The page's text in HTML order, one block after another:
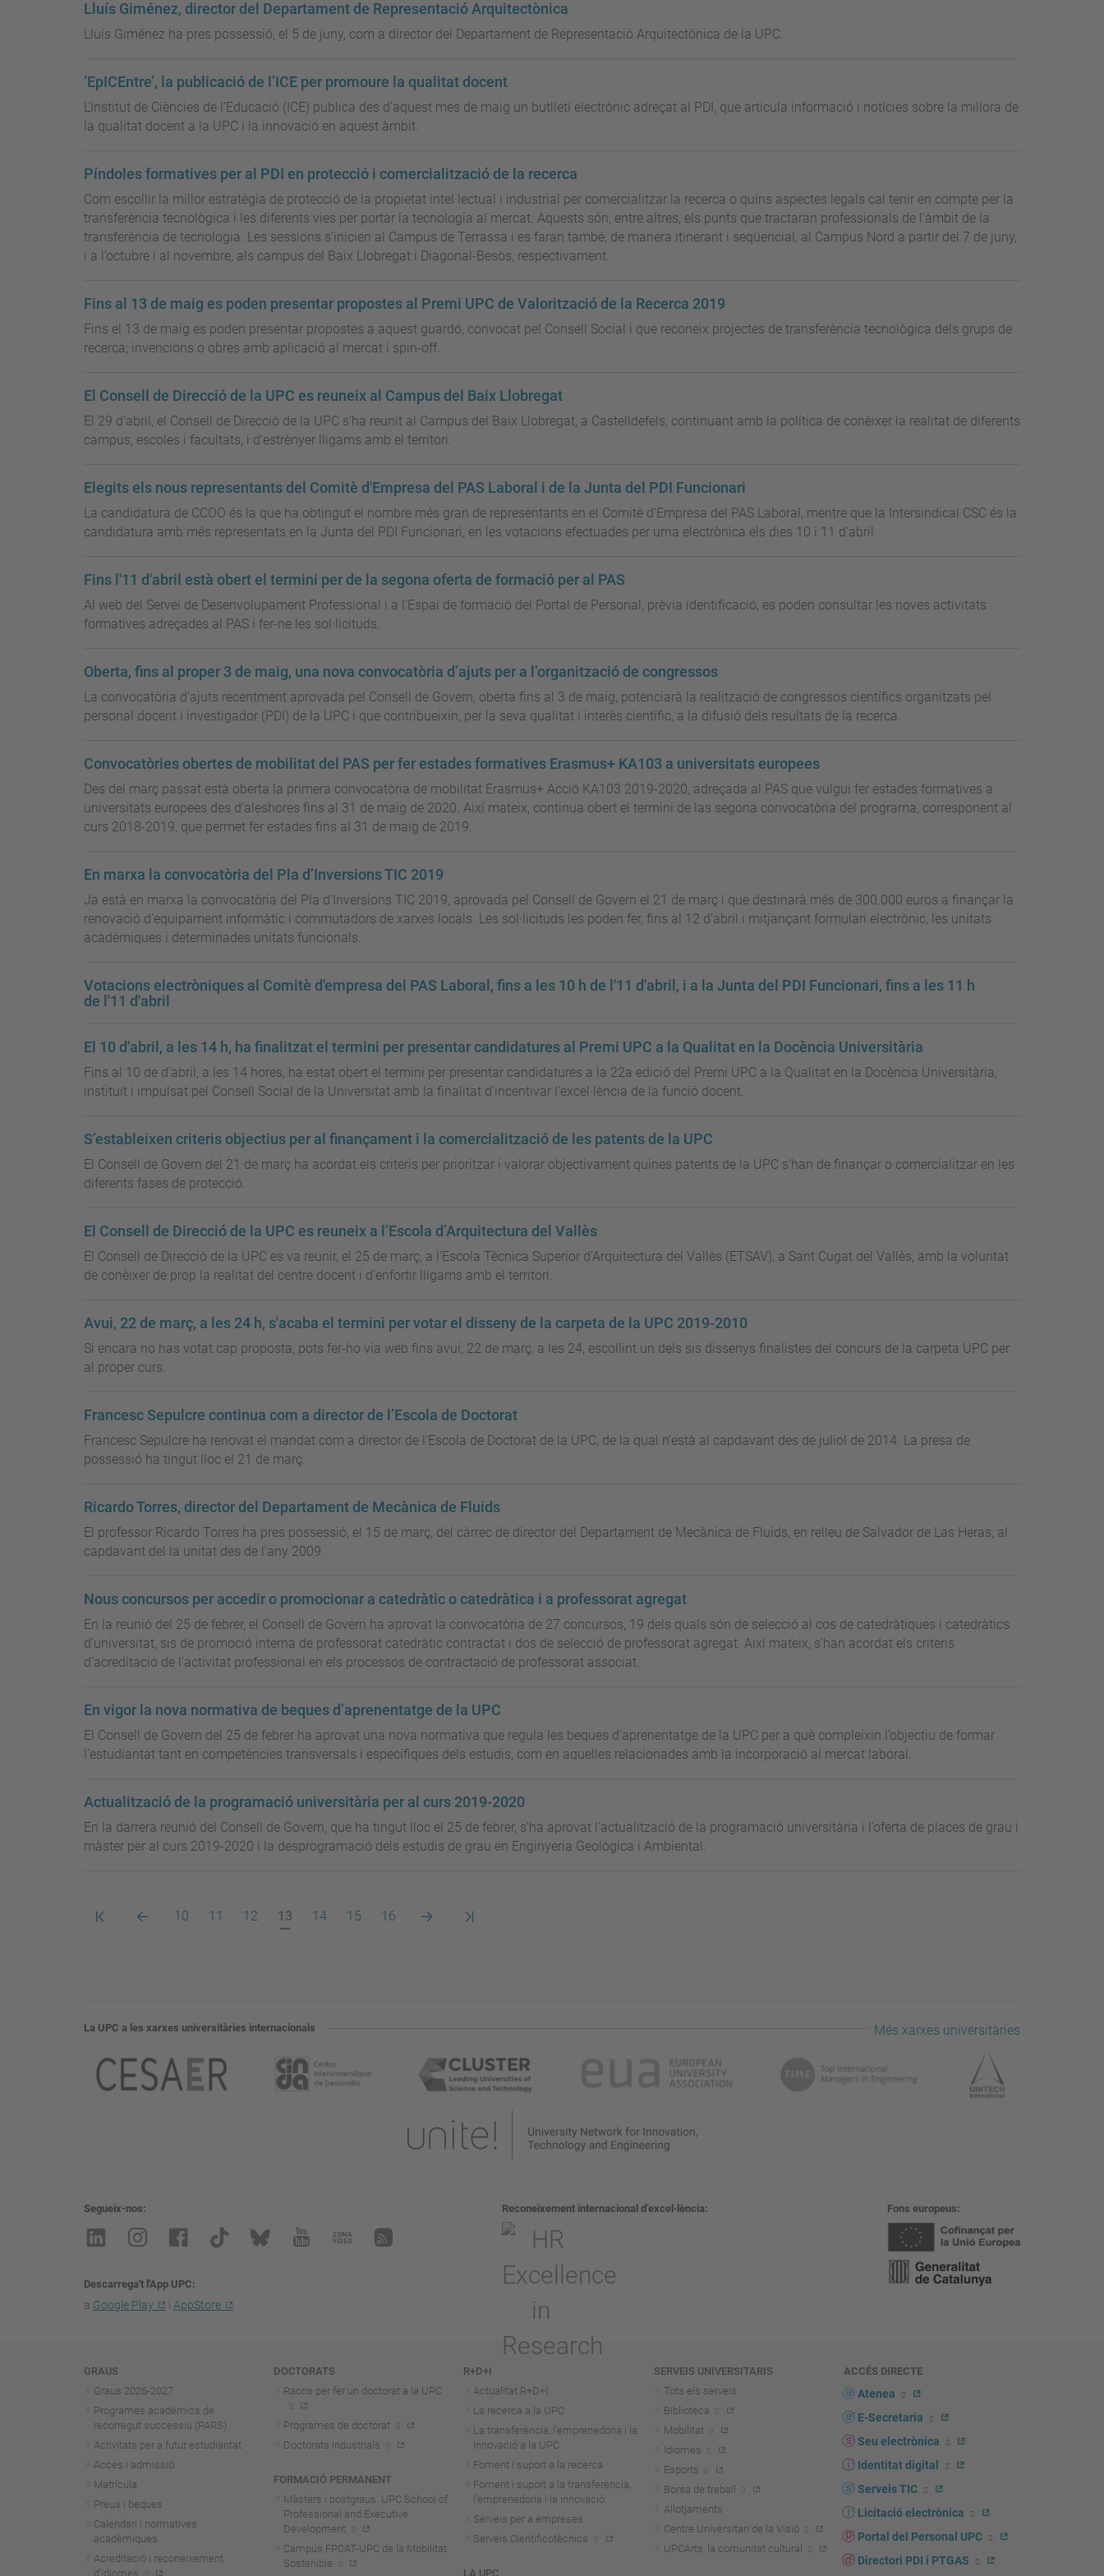
Lluís Giménez, director del Departament de Representació Arquitectònica
Lluís Giménez ha pres possessió, el 5 de juny, com a director del Departament de Representació Arquitectònica de la UPC.
‘EpICEntre’, la publicació de l’ICE per promoure la qualitat docent
L’Institut de Ciències de l’Educació (ICE) publica des d’aquest mes de maig un butlletí electrònic adreçat al PDI, que articula informació i notícies sobre la millora de
la qualitat docent a la UPC i la innovació en aquest àmbit.
Píndoles formatives per al PDI en protecció i comercialització de la recerca
Com escollir la millor estratègia de protecció de la propietat intel·lectual i industrial per comercialitzar la recerca o quins aspectes legals cal tenir en compte per la
transferència tecnològica i les diferents vies per portar la tecnologia al mercat. Aquests són, entre altres, els punts que tractaran professionals de l'àmbit de la
transferència de tecnologia. Les sessions s’inicien al Campus de Terrassa i es faran també, de manera itinerant i seqüencial, al Campus Nord a partir del 7 de juny,
i a l’octubre i al novembre, als campus del Baix Llobregat i Diagonal-Besòs, respectivament.
Fins al 13 de maig es poden presentar propostes al Premi UPC de Valorització de la Recerca 2019
Fins el 13 de maig es poden presentar propostes a aquest guardó, convocat pel Consell Social i que reconeix projectes de transferència tecnològica dels grups de
recerca; invencions o obres amb aplicació al mercat i spin-off.
El Consell de Direcció de la UPC es reuneix al Campus del Baix Llobregat
El 29 d’abril, el Consell de Direcció de la UPC s’ha reunit al Campus del Baix Llobregat, a Castelldefels, continuant amb la política de conèixer la realitat de diferents
campus, escoles i facultats, i d’estrènyer lligams amb el territori.
Elegits els nous representants del Comitè d'Empresa del PAS Laboral i de la Junta del PDI Funcionari
La candidatura de CCOO és la que ha obtingut el nombre més gran de representants en el Comitè d'Empresa del PAS Laboral, mentre que la Intersindical CSC és la
candidatura amb més representats en la Junta del PDI Funcionari, en les votacions efectuades per urna electrònica els dies 10 i 11 d’abril.
Fins l'11 d'abril està obert el termini per de la segona oferta de formació per al PAS
Al web del Servei de Desenvolupament Professional i a l'Espai de formació del Portal de Personal, prèvia identificació, es poden consultar les noves activitats
formatives adreçades al PAS i fer-ne les sol·licituds.
Oberta, fins al proper 3 de maig, una nova convocatòria d’ajuts per a l’organització de congressos
La convocatòria d’ajuts recentment aprovada pel Consell de Govern, oberta fins al 3 de maig, potenciarà la realització de congressos científics organitzats pel
personal docent i investigador (PDI) de la UPC i que contribueixin, per la seva qualitat i interès científic, a la difusió dels resultats de la recerca.
Convocatòries obertes de mobilitat del PAS per fer estades formatives Erasmus+ KA103 a universitats europees
Des del març passat està oberta la primera convocatòria de mobilitat Erasmus+ Acció KA103 2019-2020, adreçada al PAS que vulgui fer estades formatives a
universitats europees des d'aleshores fins al 31 de maig de 2020. Així mateix, continua obert el termini de las segona convocatòria del programa, corresponent al
curs 2018-2019, que permet fer estades fins al 31 de maig de 2019.
En marxa la convocatòria del Pla d’Inversions TIC 2019
Ja està en marxa la convocatòria del Pla d’Inversions TIC 2019, aprovada pel Consell de Govern el 21 de març i que destinarà més de 300.000 euros a finançar la
renovació d’equipament informàtic i commutadors de xarxes locals. Les sol·licituds les poden fer, fins al 12 d’abril i mitjançant formulari electrònic, les unitats
acadèmiques i determinades unitats funcionals.
Votacions electròniques al Comitè d'empresa del PAS Laboral, fins a les 10 h de l'11 d'abril, i a la Junta del PDI Funcionari, fins a les 11 h
de l'11 d'abril
El 10 d'abril, a les 14 h, ha finalitzat el termini per presentar candidatures al Premi UPC a la Qualitat en la Docència Universitària
Fins al 10 de d’abril, a les 14 hores, ha estat obert el termini per presentar candidatures a la 22a edició del Premi UPC a la Qualitat en la Docència Universitària,
instituït i impulsat pel Consell Social de la Universitat amb la finalitat d’incentivar l’excel·lència de la funció docent.
S’estableixen criteris objectius per al finançament i la comercialització de les patents de la UPC
El Consell de Govern del 21 de març ha acordat els criteris per prioritzar i valorar objectivament quines patents de la UPC s’han de finançar o comercialitzar en les
diferents fases de protecció.
El Consell de Direcció de la UPC es reuneix a l’Escola d’Arquitectura del Vallès
El Consell de Direcció de la UPC es va reunir, el 25 de març, a l’Escola Tècnica Superior d’Arquitectura del Vallès (ETSAV), a Sant Cugat del Vallès, amb la voluntat
de conèixer de prop la realitat del centre docent i d’enfortir lligams amb el territori.
Avui, 22 de març, a les 24 h, s'acaba el termini per votar el disseny de la carpeta de la UPC 2019-2010
Si encara no has votat cap proposta, pots fer-ho via web fins avui, 22 de març, a les 24, escollint un dels sis dissenys finalistes del concurs de la carpeta UPC per
al proper curs.
Francesc Sepulcre continua com a director de l’Escola de Doctorat
Francesc Sepulcre ha renovat el mandat com a director de l’Escola de Doctorat de la UPC, de la qual n’està al capdavant des de juliol de 2014. La presa de
possessió ha tingut lloc el 21 de març.
Ricardo Torres, director del Departament de Mecànica de Fluids
El professor Ricardo Torres ha pres possessió, el 15 de març, del càrrec de director del Departament de Mecànica de Fluids, en relleu de Salvador de Las Heras, al
capdavant del la unitat des de l’any 2009.
Nous concursos per accedir o promocionar a catedràtic o catedràtica i a professorat agregat
En la reunió del 25 de febrer, el Consell de Govern ha aprovat la convocatòria de 27 concursos, 19 dels quals són de selecció al cos de catedràtiques i catedràtics
d’universitat, sis de promoció interna de professorat catedràtic contractat i dos de selecció de professorat agregat. Així mateix, s’han acordat els criteris
d’acreditació de l’activitat professional en els processos de contractació de professorat associat.
En vigor la nova normativa de beques d’aprenentatge de la UPC
El Consell de Govern del 25 de febrer ha aprovat una nova normativa que regula les beques d’aprenentatge de la UPC per a què compleixin l’objectiu de formar
l’estudiantat tant en competències transversals i específiques dels estudis, com en aquelles relacionades amb la incorporació al mercat laboral.
Actualització de la programació universitària per al curs 2019-2020
En la darrera reunió del Consell de Govern, que ha tingut lloc el 25 de febrer, s’ha aprovat l’actualització de la programació universitària i l’oferta de places de grau i
màster per al curs 2019-2020 i la desprogramació dels estudis de grau en Enginyeria Geològica i Ambiental.
Primera
Pàgina
Pàgina
10 Pàgina
11 Pàgina
12
Pàgina
actual
13 Pàgina
14 Pàgina
15 Pàgina
16
Pàgina
Darrera
La UPC a les xarxes universitàries internacionals Més xarxes universitàries
Segueix-nos
Descarrega't l'App UPC
a Google Play i AppStore
Reconeixement internacional d’excel·lència Fons europeus
Navegació
GRAUS
Graus 2026-2027
Programes acadèmics de
recorregut successiu (PARS)
Activitats per a futur estudiantat
Accés i admissió
Matrícula
Preus i beques
Calendari i normatives
acadèmiques
Acreditació i reconeixement
d'idiomes
DOCTORATS
Raons per fer un doctorat a la UPC
Programes de doctorat
Doctorats industrials
FORMACIÓ PERMANENT
Màsters i postgraus. UPC School of
Professional and Executive
Development
Campus FPCAT-UPC de la Mobilitat
Sostenible
R+D+I
Actualitat R+D+I
La recerca a la UPC
La transferència, l'emprenedoria i la
innovació a la UPC
Foment i suport a la recerca
Foment i suport a la transferència,
l'emprenedoria i la innovació
Serveis per a empreses
Serveis Cientificotècnics
LA UPC
SERVEIS UNIVERSITARIS
Tots els serveis
Biblioteca
Mobilitat
Idiomes
Esports
Borsa de treball
Allotjaments
Centre Universitari de la Visió
UPCArts, la comunitat cultural
ACCÉS DIRECTE
Atenea
E-Secretaria
Seu electrònica
Identitat digital
Serveis TIC
Licitació electrònica
Portal del Personal UPC
Directori PDI i PTGAS